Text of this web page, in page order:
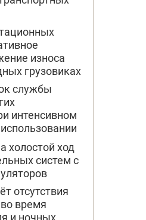
износа
грузовиках
службы
интенсивном
холостой ход
систем с
отсутствия
время
и ночных